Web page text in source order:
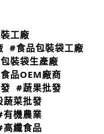
工廠
#食品包裝袋工廠
裝袋生產廠
品OEM廠商
#蔬果批發
蔬菜批發
有機農業
高纖食品